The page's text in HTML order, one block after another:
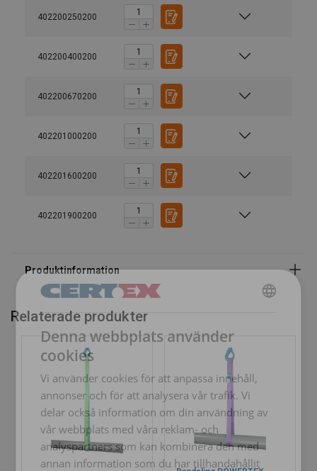
402200250200
402200400200
402200670200
402201000200
402201600200
402201900200
Arbetstemperatur:
Ytbehandling:
Säkerhetsfaktor:
Relaterade produkter
ENGLISH TRANSLATION
Denna webbplats använder
cookies
Vi använder cookies för att anpassa innehåll,
annonser och för att analysera vår trafik. Vi
delar också information om din användning av
vår webbplats med våra reklam- och
analyspartners som kan kombinera den med
annan information som du har tillhandahållit